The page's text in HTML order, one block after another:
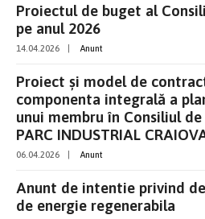
Proiectul de buget al
pe anul 2026
14.04.2026 Anunt
Proiect și model de
componenta integrală a
unui membru în Consiliul
PARC INDUSTRIAL
06.04.2026 Anunt
Anunt de intentie privind
de energie regenerabila